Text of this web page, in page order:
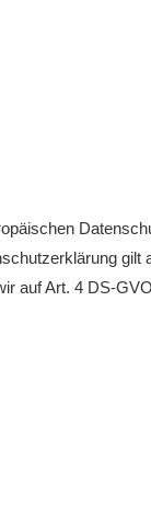
2026
gilt
auf Art. 4 DS-